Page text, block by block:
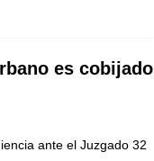
es cobijado
ante el Juzgado 32